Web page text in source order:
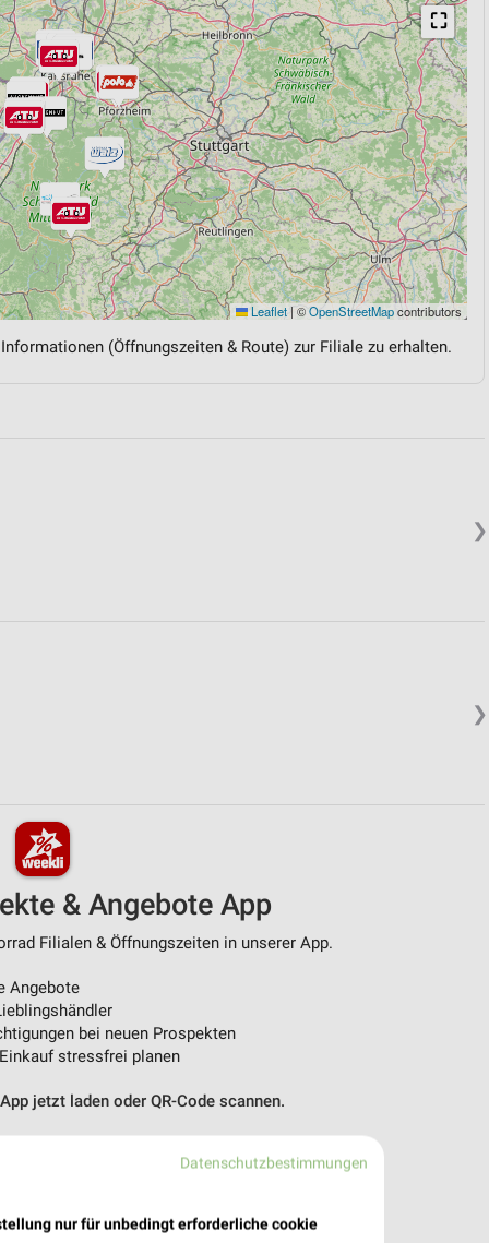
⛶
Leaflet | ©OpenStreetMapcontributors
(Öffnungszeiten & Route) zur Filiale zu erhalten.
❯
❯
& Angebote App
Filialen & Öffnungszeiten in unserer App.
Angebote
bei neuen Prospekten
stressfrei planen
jetzt laden oder QR-Code scannen.
Datenschutzbestimmungen
nur für unbedingt erforderliche cookie